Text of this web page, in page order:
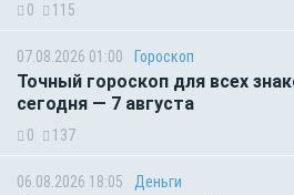
0 115
07.08.2026 01:00 Гороскоп
Точный гороскоп для всех
сегодня — 7 августа
0 137
06.08.2026 18:05 Деньги